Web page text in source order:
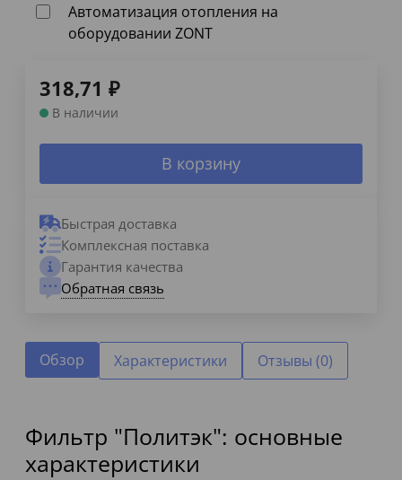
Автоматизация отопления на
оборудовании ZONT
318,71 ₽
В наличии
В корзину
Быстрая доставка
Комплексная поставка
Гарантия качества
Обратная связь
Обзор Характеристики Отзывы (0)
Фильтр "Политэк": основные
характеристики